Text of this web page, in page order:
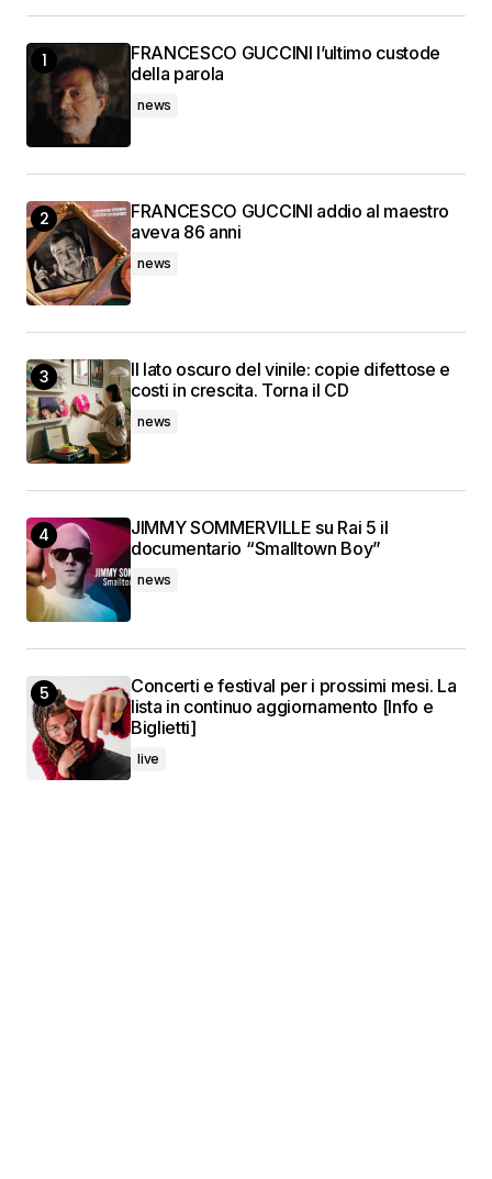
FRANCESCO GUCCINI l’ultimo custode
della parola
news
FRANCESCO GUCCINI addio al maestro
aveva 86 anni
news
Il lato oscuro del vinile: copie difettose e
costi in crescita. Torna il CD
news
JIMMY SOMMERVILLE su Rai 5 il
documentario “Smalltown Boy”
news
Concerti e festival per i prossimi mesi. La
lista in continuo aggiornamento [Info e
Biglietti]
live